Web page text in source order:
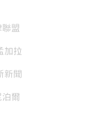
盟
加拉
新聞
泊爾